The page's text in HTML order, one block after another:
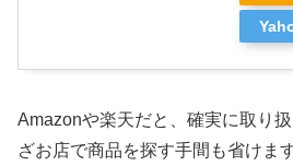
Amazonや楽天だと、確実に取り
ざお店で商品を探す手間も省けます